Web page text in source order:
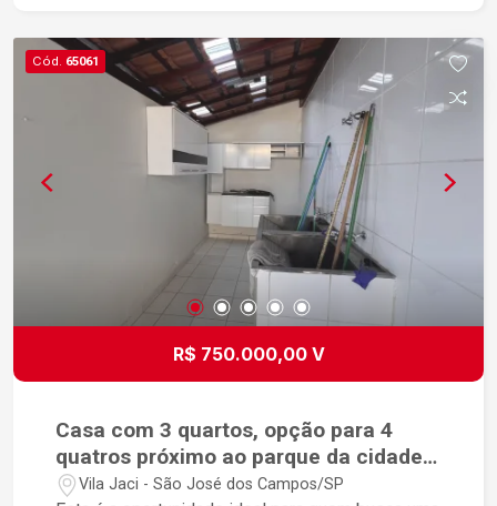
Cód. 65061
R$ 750.000,00 V
Casa com 3 quartos, opção para 4
quatros próximo ao parque da cidade e
ao centro Excelente localização
Vila Jaci - São José dos Campos/SP